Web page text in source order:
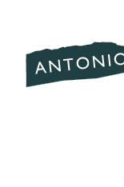
contenido